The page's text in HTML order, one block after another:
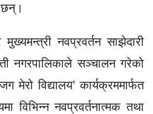
नवप्रवर्तन साझेदारी
नगरपालिकाले सञ्चालन गरेको
मेरो विद्यालय’ कार्यक्रममार्फत
विभिन्न नवप्रवर्तनात्मक तथा